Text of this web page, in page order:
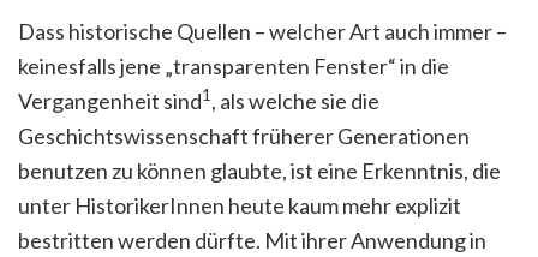
Dass historische Quellen – welcher Art auch immer –
keinesfalls jene „transparenten Fenster“ in die
Vergangenheit sind1, als welche sie die
Geschichtswissenschaft früherer Generationen
benutzen zu können glaubte, ist eine Erkenntnis, die
unter HistorikerInnen heute kaum mehr explizit
bestritten werden dürfte. Mit ihrer Anwendung in